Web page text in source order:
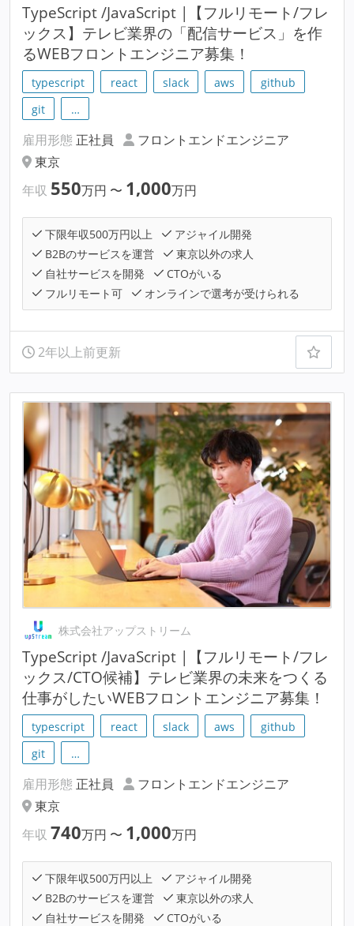
TypeScript /JavaScript |【フルリモート/フレ
ックス】テレビ業界の「配信サービス」を作
るWEBフロントエンジニア募集！
typescript react slack aws
github
git
…
雇用形態 正社員
フロントエンドエンジニア
東京
年収 550万円 〜 1,000万円
下限年収500万円以上
アジャイル開発
B2Bのサービスを運営
東京以外の求人
自社サービスを開発
CTOがいる
フルリモート可
オンラインで選考が受けられる
2年以上前更新
株式会社アップストリーム
TypeScript /JavaScript |【フルリモート/フレ
ックス/CTO候補】テレビ業界の未来をつくる
仕事がしたいWEBフロントエンジニア募集！
typescript react slack aws
github
git
…
雇用形態 正社員
フロントエンドエンジニア
東京
年収 740万円 〜 1,000万円
下限年収500万円以上
アジャイル開発
B2Bのサービスを運営
東京以外の求人
自社サービスを開発
CTOがいる